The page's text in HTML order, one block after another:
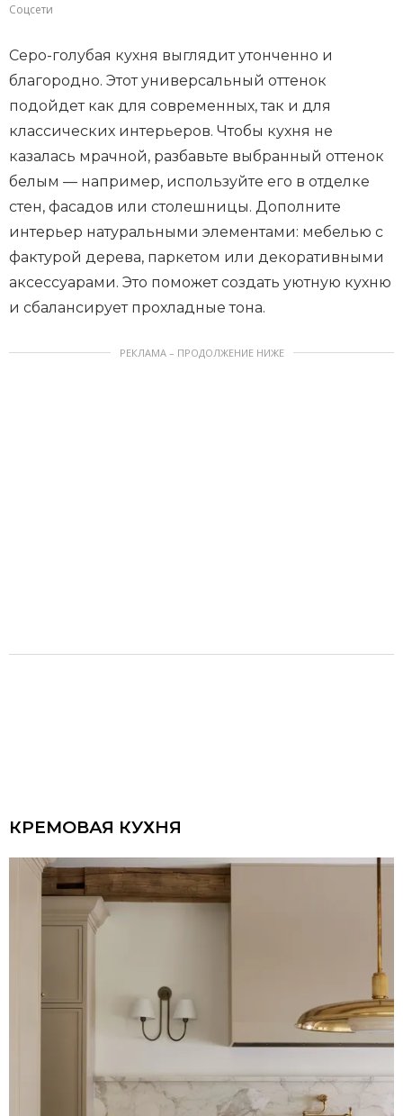
Соцсети
Серо-голубая кухня выглядит утонченно и
благородно. Этот универсальный оттенок
подойдет как для современных, так и для
классических интерьеров. Чтобы кухня не
казалась мрачной, разбавьте выбранный оттенок
белым — например, используйте его в отделке
стен, фасадов или столешницы. Дополните
интерьер натуральными элементами: мебелью с
фактурой дерева, паркетом или декоративными
аксессуарами. Это поможет создать уютную кухню
и сбалансирует прохладные тона.
РЕКЛАМА – ПРОДОЛЖЕНИЕ НИЖЕ
КРЕМОВАЯ КУХНЯ